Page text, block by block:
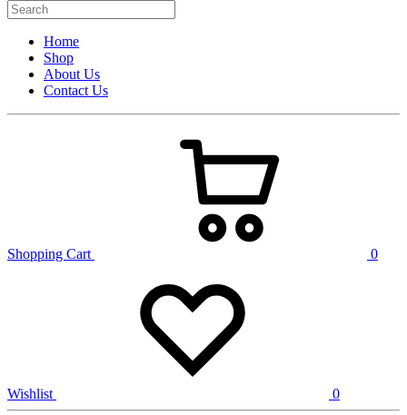
Home
Shop
About Us
Contact Us
Shopping Cart 0
Wishlist 0